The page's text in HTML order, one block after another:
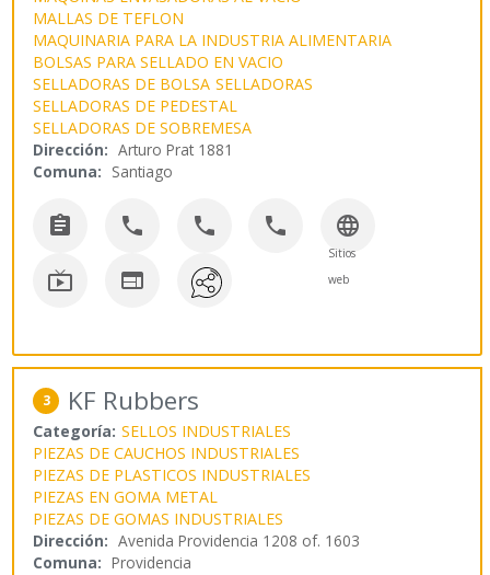
MALLAS DE TEFLON
MAQUINARIA PARA LA INDUSTRIA ALIMENTARIA
BOLSAS PARA SELLADO EN VACIO
SELLADORAS DE BOLSA SELLADORAS
SELLADORAS DE PEDESTAL
SELLADORAS DE SOBREMESA
Dirección: Arturo Prat 1881
Comuna: Santiago
    
Sitios
web
 
3 KF Rubbers
Categoría: SELLOS INDUSTRIALES
PIEZAS DE CAUCHOS INDUSTRIALES
PIEZAS DE PLASTICOS INDUSTRIALES
PIEZAS EN GOMA METAL
PIEZAS DE GOMAS INDUSTRIALES
Dirección: Avenida Providencia 1208 of. 1603
Comuna: Providencia